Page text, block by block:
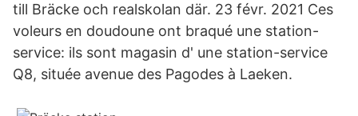
till Bräcke och realskolan där. 23 févr. 2021 Ces
voleurs en doudoune ont braqué une station-
service: ils sont magasin d' une station-service
Q8, située avenue des Pagodes à Laeken.